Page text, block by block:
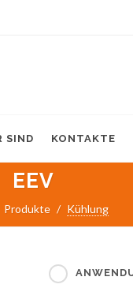
SIND KONTAKTE
EEV
Produkte Kühlung